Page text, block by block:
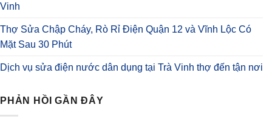
Vinh
Thợ Sửa Chập Cháy, Rò Rỉ Điện Quận 12 và Vĩnh Lộc Có
Mặt Sau 30 Phút
Dịch vụ sửa điện nước dân dụng tại Trà Vinh thợ đến tận nơi
PHẢN HỒI GẦN ĐÂY